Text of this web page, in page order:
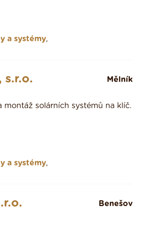
a systémy,
s.r.o. Mělník
montáž solárních systémů na klíč.
a systémy,
Benešov